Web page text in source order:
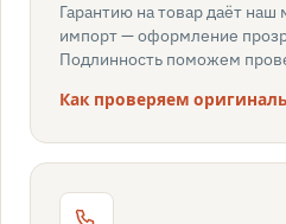
Гарантию на товар даёт наш
импорт — оформление
Подлинность поможем
Как проверяем